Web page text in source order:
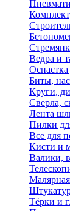
Ведра и
Биты,
Круги,
Сверла,
Лента
Пилки
Все для
Кисти и
Валики,
Тёрки и